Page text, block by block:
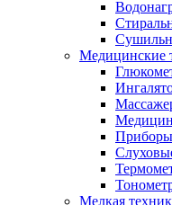
Медицинские
Мелкая